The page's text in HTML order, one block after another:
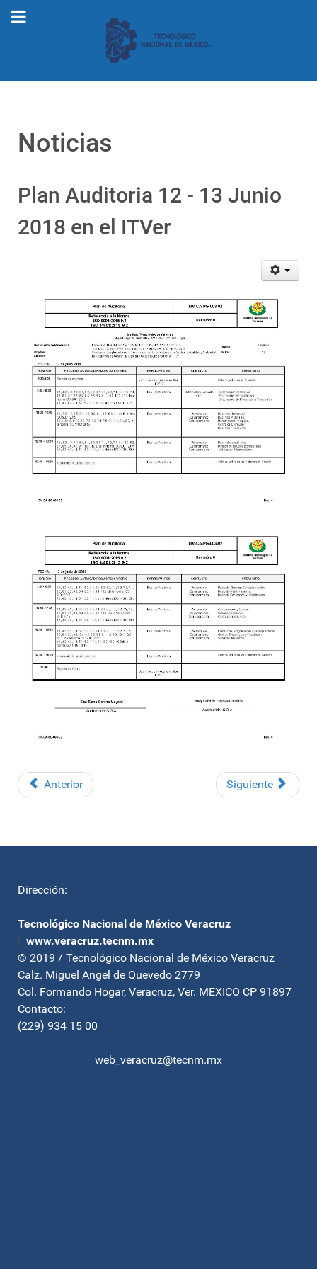
Noticias
Plan Auditoria 12 - 13 Junio
2018 en el ITVer
Anterior Siguiente
Dirección:
Tecnológico Nacional de México Veracruz
| www.veracruz.tecnm.mx
© 2019 / Tecnológico Nacional de México Veracruz
Calz. Miguel Angel de Quevedo 2779
Col. Formando Hogar, Veracruz, Ver. MEXICO CP 91897
Contacto:
(229) 934 15 00
web_veracruz@tecnm.mx